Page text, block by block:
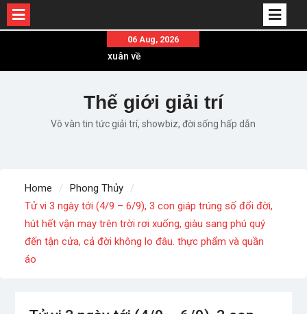
content
06 Aug, 2026
Em ơi lên phố – Minh Vương: Màn comeback
Những ca khúc nhạc xuân “sặc mùi” quảng cáo
nhưng vẫn ấn tượng
Lời bài hát Làm Gì Phải Hốt – Sản phẩm âm nhạc
List ca khúc nhạc tết hay và ý nghĩa nhất mỗi dịp
xuân về
Thế giới giải trí
Vô vàn tin tức giải trí, showbiz, đời sống hấp dẫn
Home
Phong Thủy
Tử vi 3 ngày tới (4/9 – 6/9), 3 con giáp trúng số đổi đời,
hút hết vận may trên trời rơi xuống, giàu sang phú quý
đến tận cửa, cả đời không lo đâu. thực phẩm và quần
áo